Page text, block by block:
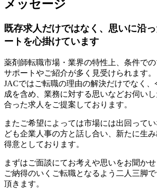
メッセージ
既存求人だけではなく、思いに沿
ートを心掛けています
薬剤師転職市場・業界の特性上、条件で
サポートやご紹介が多く見受けられます。
JACではご転職の理由の解決だけでなく
成を含め、業務に対する思いなどお伺い
合った求人をご提案しております。
またご希望によっては市場には出回って
ども企業人事の方と話し合い、新たに生
得意としております。
まずはご面談にてお考えや思いをお聞かせ
ご納得のいくご転職となるよう二人三脚
頂きます。